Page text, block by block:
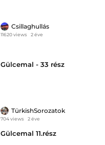
Csillaghullás
11620 views 2 éve
Gülcemal - 33 rész
TürkishSorozatok
704 views 2 éve
Gülcemal 11.rész